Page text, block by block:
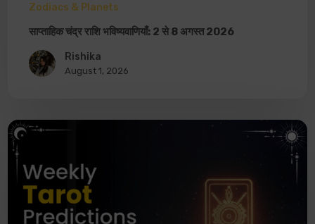
Zodiacs & Planets
साप्ताहिक चंद्र राशि भविष्यवाणियाँ: 2 से 8 अगस्त 2026
Rishika
August 1, 2026